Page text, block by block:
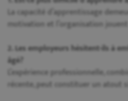
La capacité d’apprentissage
motivation et l’organisation
2. Les employeurs hésitent-ils à
âgé?
L’expérience professionnelle,
récente, peut constituer un atout